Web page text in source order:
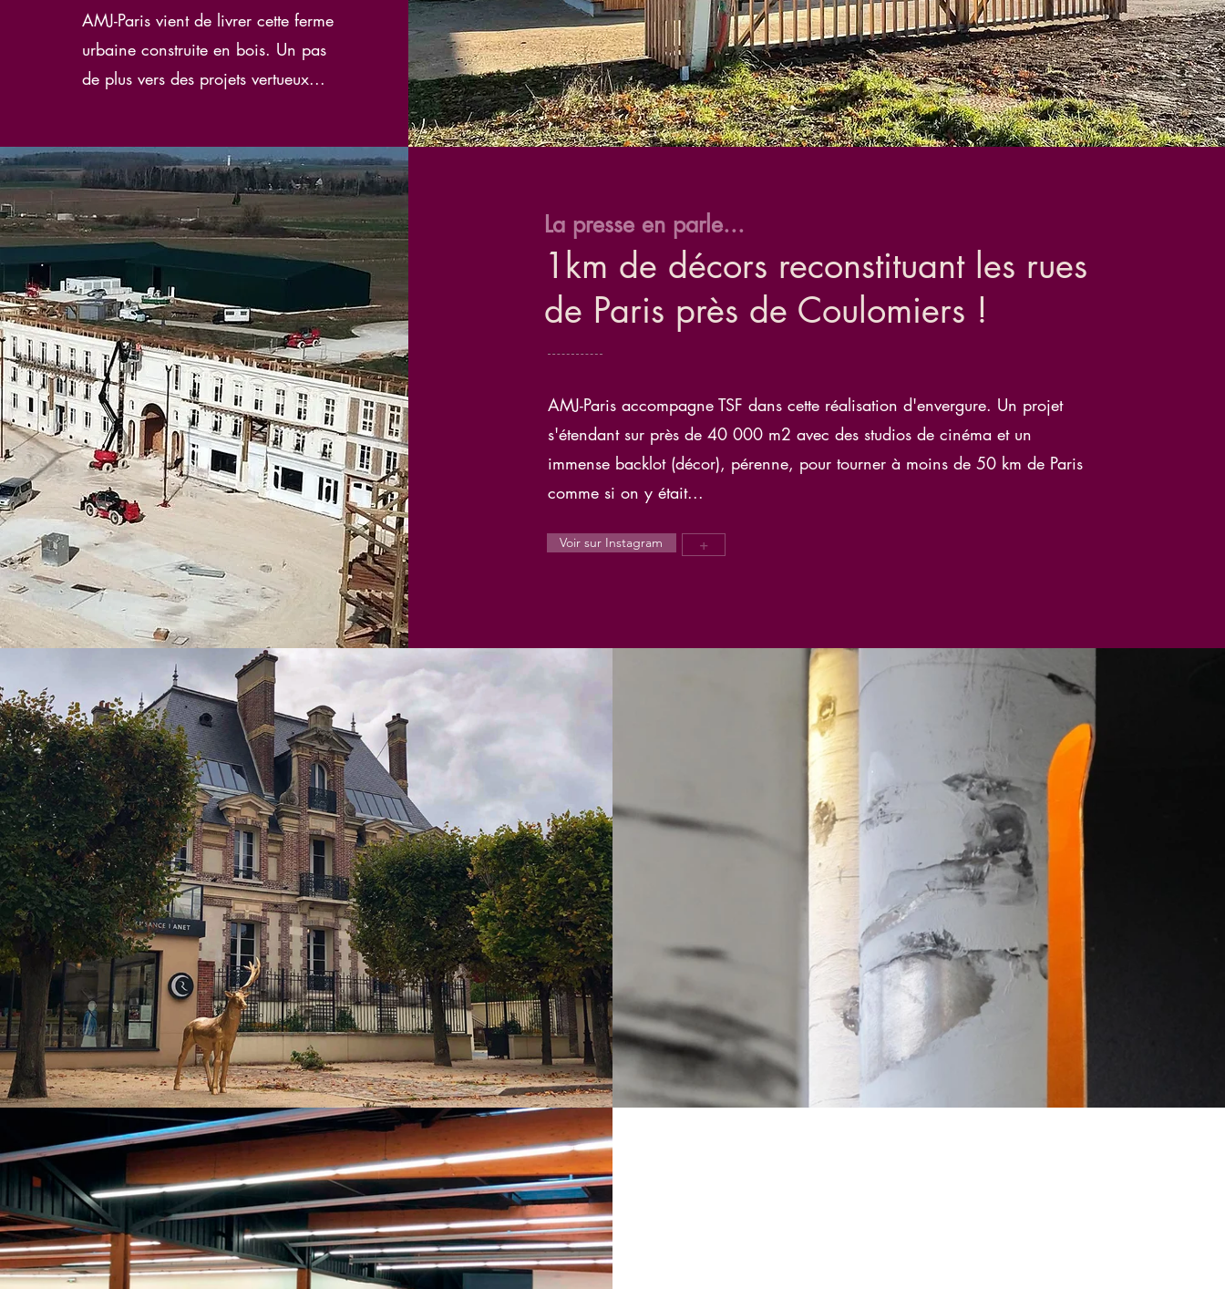
AMJ-Paris vient de livrer cette ferme
urbaine construite en bois. Un pas
de plus vers des projets vertueux...
La presse en parle...
1km de décors reconstituant les rues
de Paris près de Coulomiers !
AMJ-Paris accompagne TSF dans cette réalisation d'envergure. Un projet
s'étendant sur près de 40 000 m2 avec des studios de cinéma et un
immense backlot (décor), pérenne, pour tourner à moins de 50 km de Paris
comme si on y était...
Voir sur Instagram +